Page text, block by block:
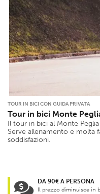
TOUR IN BICI CON GUIDA PRIVATA
Tour in bici Monte
Il tour in bici al Monte
Serve allenamento e molta
soddisfazioni.
DA 90€ A PERSONA
Il prezzo diminuisce in